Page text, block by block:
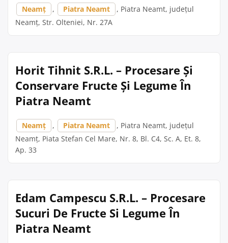
Neamț , Piatra Neamt
, Piatra Neamt, județul
Neamț, Str. Olteniei, Nr. 27A
Horit Tihnit S.R.L. – Procesare Și
Conservare Fructe Și Legume În
Piatra Neamt
Neamț , Piatra Neamt
, Piatra Neamt, județul
Neamț, Piata Stefan Cel Mare, Nr. 8, Bl. C4, Sc. A, Et. 8,
Ap. 33
Edam Campescu S.R.L. – Procesare
Sucuri De Fructe Si Legume În
Piatra Neamt